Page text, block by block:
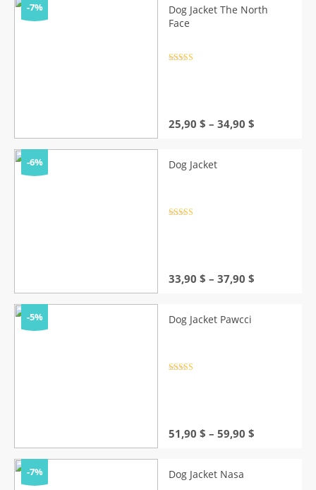
-7%
Dog Jacket The North
Face
25,90 $ – 34,90 $
-6% Dog Jacket
33,90 $ – 37,90 $
-5% Dog Jacket Pawcci
51,90 $ – 59,90 $
-7% Dog Jacket Nasa